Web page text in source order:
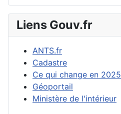
Liens Gouv.fr
ANTS.fr
Cadastre
Ce qui change en 2025
Géoportail
Ministère de l'intérieur